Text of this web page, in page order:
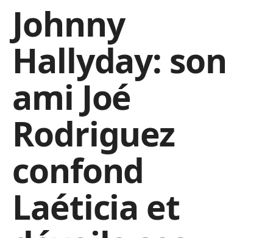
Johnny
Hallyday: son
ami Joé
Rodriguez
confond
Laéticia et